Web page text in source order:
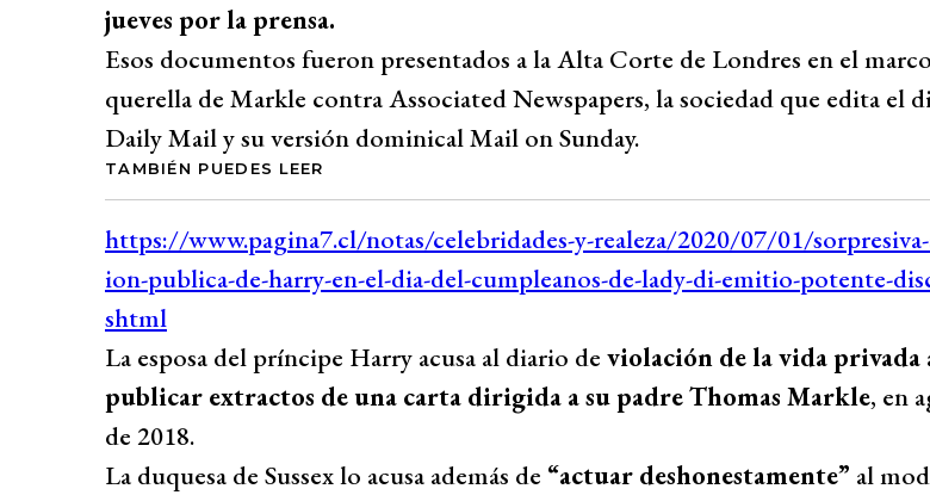
jueves por la prensa.
Esos documentos fueron presentados a la Alta Corte de Londres en el
querella de Markle contra Associated Newspapers, la sociedad que edita el
Daily Mail y su versión dominical Mail on Sunday.
TAMBIÉN PUEDES LEER
La esposa del príncipe Harry acusa al diario de violación de la vida privada
publicar extractos de una carta dirigida a su padre Thomas Markle, en
de 2018.
La duquesa de Sussex lo acusa además de “actuar deshonestamente” al